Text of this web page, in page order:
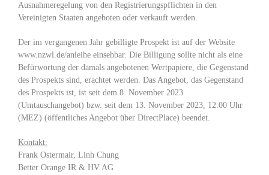
Ausnahmeregelung von den Registrierungspflichten in den
Vereinigten Staaten angeboten oder verkauft werden.
Der im vergangenen Jahr gebilligte Prospekt ist auf der Website
www.nzwl.de/anleihe einsehbar. Die Billigung sollte nicht als eine
Befürwortung der damals angebotenen Wertpapiere, die Gegenstand
des Prospekts sind, erachtet werden. Das Angebot, das Gegenstand
des Prospekts ist, ist seit dem 8. November 2023
(Umtauschangebot) bzw. seit dem 13. November 2023, 12:00 Uhr
(MEZ) (öffentliches Angebot über DirectPlace) beendet.
Kontakt:
Frank Ostermair, Linh Chung
Better Orange IR & HV AG